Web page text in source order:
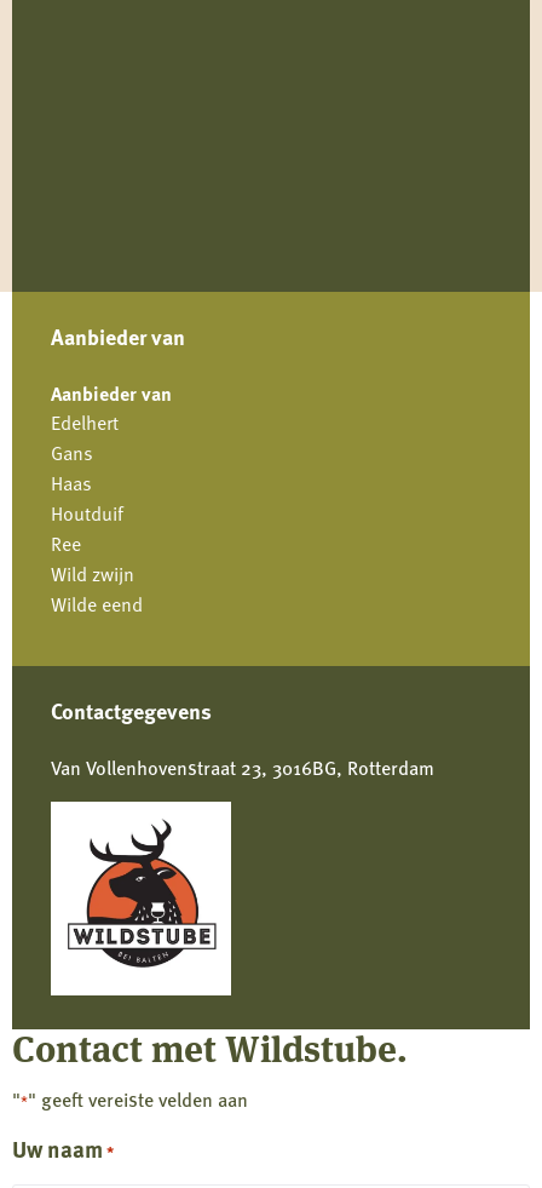
Aanbieder van
Aanbieder van
Edelhert
Gans
Haas
Houtduif
Ree
Wild zwijn
Wilde eend
Contactgegevens
Van Vollenhovenstraat 23, 3016BG, Rotterdam
Contact met Wildstube.
"*" geeft vereiste velden aan
Uw naam *